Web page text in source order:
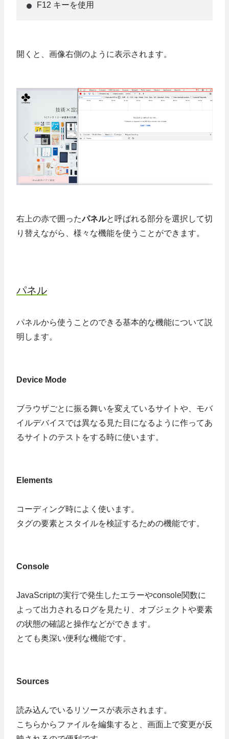
F12 キーを使用
開くと、画像右側のように表示されます。
右上の赤で囲ったパネルと呼ばれる部分を選択して切
り替えながら、様々な機能を使うことができます。
パネル
パネルから使うことのできる基本的な機能について説
明します。
Device Mode
ブラウザごとに振る舞いを変えているサイトや、モバ
イルデバイスでは異なる見た目になるように作ってあ
るサイトのテストをする時に使います。
Elements
コーディング時によく使います。
タグの要素とスタイルを検証するための機能です。
Console
JavaScriptの実行で発生したエラーやconsole関数に
よって出力されるログを見たり、オブジェクトや要素
の状態の確認と操作などができます。
とても奥深い便利な機能です。
Sources
読み込んでいるリソースが表示されます。
こちらからファイルを編集すると、画面上で変更が反